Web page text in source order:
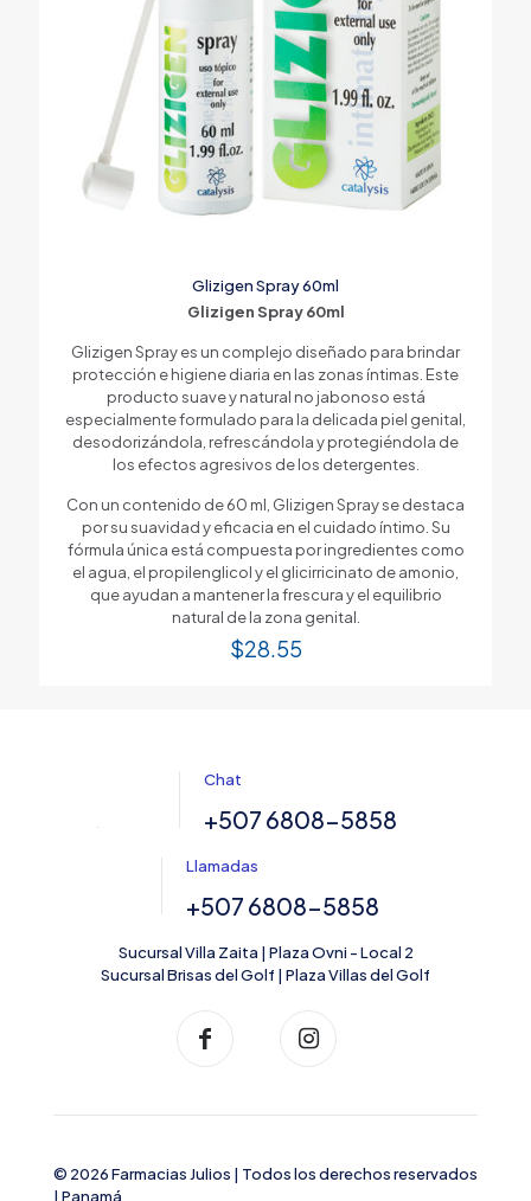
Glizigen Spray 60ml
Glizigen Spray 60ml
Glizigen Spray es un complejo diseñado para brindar
protección e higiene diaria en las zonas íntimas. Este
producto suave y natural no jabonoso está
especialmente formulado para la delicada piel genital,
desodorizándola, refrescándola y protegiéndola de
los efectos agresivos de los detergentes.
Con un contenido de 60 ml, Glizigen Spray se destaca
por su suavidad y eficacia en el cuidado íntimo. Su
fórmula única está compuesta por ingredientes como
el agua, el propilenglicol y el glicirricinato de amonio,
que ayudan a mantener la frescura y el equilibrio
natural de la zona genital.
$28.55
Chat
+507 6808-5858
Llamadas
+507 6808-5858
Sucursal Villa Zaita | Plaza Ovni - Local 2
Sucursal Brisas del Golf | Plaza Villas del Golf
© 2026 Farmacias Julios | Todos los derechos reservados
| Panamá